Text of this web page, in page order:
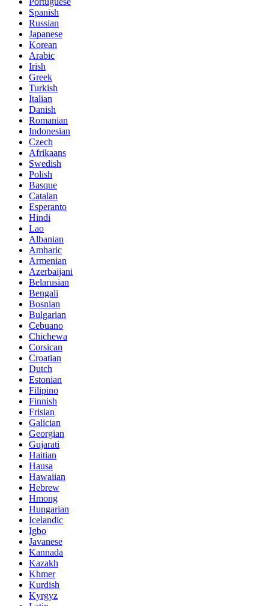
Spanish
Russian
Japanese
Korean
Arabic
Irish
Greek
Turkish
Italian
Danish
Romanian
Indonesian
Czech
Afrikaans
Swedish
Polish
Basque
Catalan
Esperanto
Hindi
Lao
Albanian
Amharic
Armenian
Azerbaijani
Belarusian
Bengali
Bosnian
Bulgarian
Cebuano
Chichewa
Corsican
Croatian
Dutch
Estonian
Filipino
Finnish
Frisian
Galician
Georgian
Gujarati
Haitian
Hausa
Hawaiian
Hebrew
Hmong
Hungarian
Icelandic
Igbo
Javanese
Kannada
Kazakh
Khmer
Kurdish
Kyrgyz